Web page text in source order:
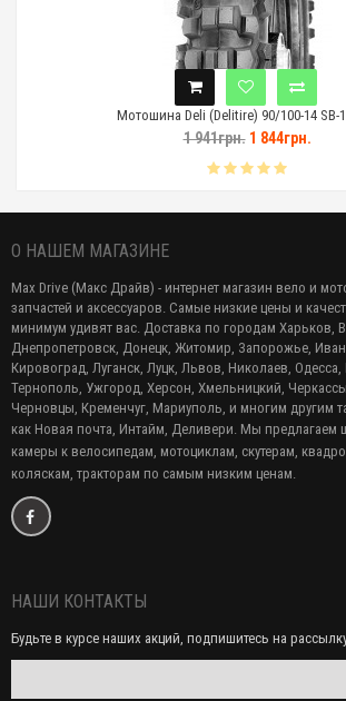
Deli (Delitire) 90/100-14 SB-114 TT
О НАШЕМ МАГАЗИНЕ
Max Drive (Макс Драйв) - интернет магазин вело и
запчастей и аксессуаров. Самые низкие цены и
минимум удивят вас. Доставка по городам Харьков,
Днепропетровск, Донецк, Житомир, Запорожье,
Кировоград, Луганск, Луцк, Львов, Николаев,
Тернополь, Ужгород, Херсон, Хмельницкий,
Черновцы, Кременчуг, Мариуполь, и многим другим
как Новая почта, Интайм, Деливери. Мы предлагаем
камеры к велосипедам, мотоциклам, скутерам,
коляскам, тракторам по самым низким ценам.
НАШИ КОНТАКТЫ
Будьте в курсе наших акций, подпишитесь на